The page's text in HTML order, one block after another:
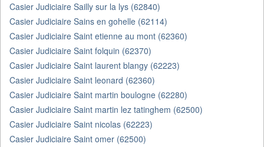
Casier Judiciaire Sailly sur la lys (62840)
Casier Judiciaire Sains en gohelle (62114)
Casier Judiciaire Saint etienne au mont (62360)
Casier Judiciaire Saint folquin (62370)
Casier Judiciaire Saint laurent blangy (62223)
Casier Judiciaire Saint leonard (62360)
Casier Judiciaire Saint martin boulogne (62280)
Casier Judiciaire Saint martin lez tatinghem (62500)
Casier Judiciaire Saint nicolas (62223)
Casier Judiciaire Saint omer (62500)